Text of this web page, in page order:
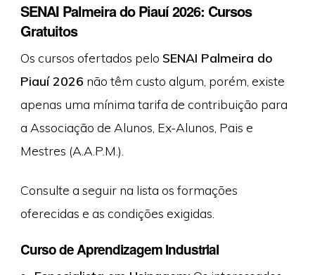
SENAI Palmeira do Piauí 2026: Cursos
Gratuitos
Os cursos ofertados pelo SENAI Palmeira do
Piauí 2026 não têm custo algum, porém, existe
apenas uma mínima tarifa de contribuição para
a Associação de Alunos, Ex-Alunos, Pais e
Mestres (A.A.P.M.).
Consulte a seguir na lista os formações
oferecidas e as condições exigidas.
Curso de Aprendizagem Industrial